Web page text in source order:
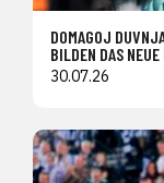
DOMAGOJ
BILDEN DAS
30.07.26